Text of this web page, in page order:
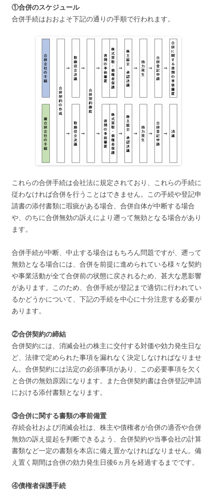
①合併のスケジュール
合併手続はおおよそ下記の通りの手順で行われます。
これらの合併手続は会社法に規定されており、これらの手続に
従わなければ合併を行うことはできません。この手続や登記申
請書の添付書類に瑕疵がある場合、合併自体が中断する場合
や、のちに合併無効の訴えにより遡って無効となる場合があり
ます。
合併手続が中断、中止する場合はもちろん問題ですが、遡って
無効となる場合には、合併を前提に進められている様々な契約
や事業活動が全て合併前の状態に戻されるため、甚大な悪影響
があります。このため、合併手続が登記まで適切に行われてい
るかどうかについて、下記の手続を中心に十分注意する必要が
あります。
②合併契約の締結
合併契約には、消滅会社の株主に交付する対価や効力発生日な
ど、法律で定められた事項を漏れなく決定しなければなりませ
ん。合併契約には法定の必須事項があり、この必要事項を欠く
と合併の無効原因になります。また合併契約書は合併登記申請
における添付書類となります。
③合併に関する書類の事前備置
存続会社および消滅会社は、株主や債権者が合併の適否や合併
無効の訴え提起を判断できるよう、合併契約や当事会社の計算
書類など一定の書類を本店に備え置かなければなりません。備
え置く期間は合併の効力発生日後6ヵ月を経過するまでです。
④債権者保護手続